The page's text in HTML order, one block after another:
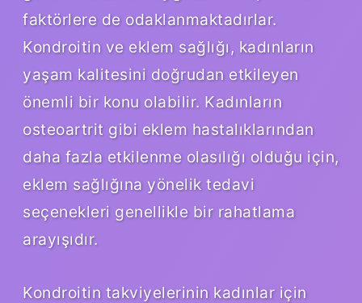
faktörlere de odaklanmaktadırlar.
Kondroitin ve eklem sağlığı, kadınların
yaşam kalitesini doğrudan etkileyen
önemli bir konu olabilir. Kadınların
osteoartrit gibi eklem hastalıklarından
daha fazla etkilenme olasılığı olduğu için,
eklem sağlığına yönelik tedavi
seçenekleri genellikle bir rahatlama
arayışıdır.
Kondroitin takviyelerinin kadınlar için